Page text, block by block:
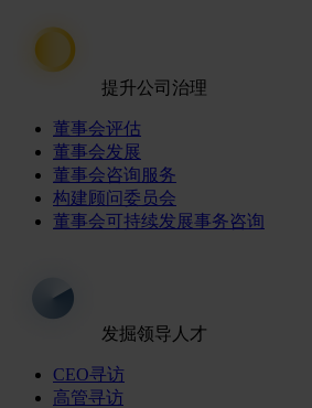
提升公司治理
董事会评估
董事会发展
董事会咨询服务
构建顾问委员会
董事会可持续发展事务咨询
发掘领导人才
CEO寻访
高管寻访